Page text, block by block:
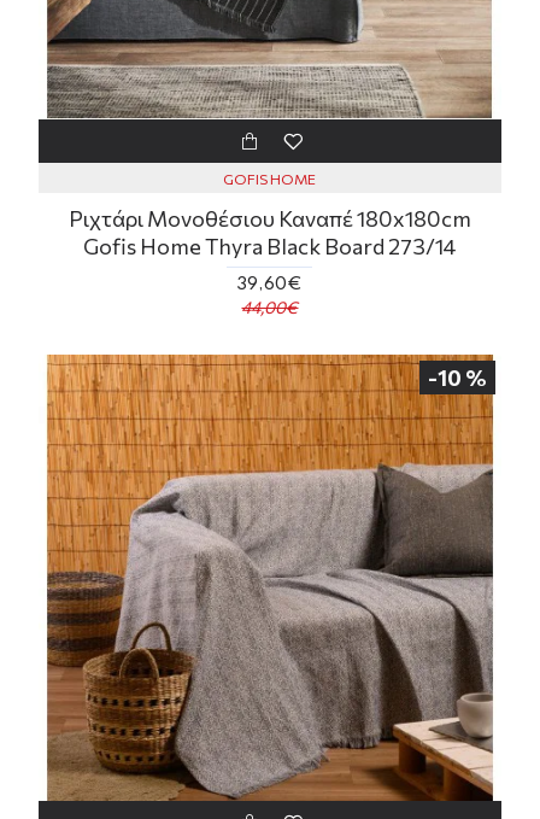
GOFIS HOME
Ριχτάρι Μονοθέσιου Καναπέ 180x180cm
Gofis Home Thyra Black Board 273/14
39,60€
44,00€
-10 %